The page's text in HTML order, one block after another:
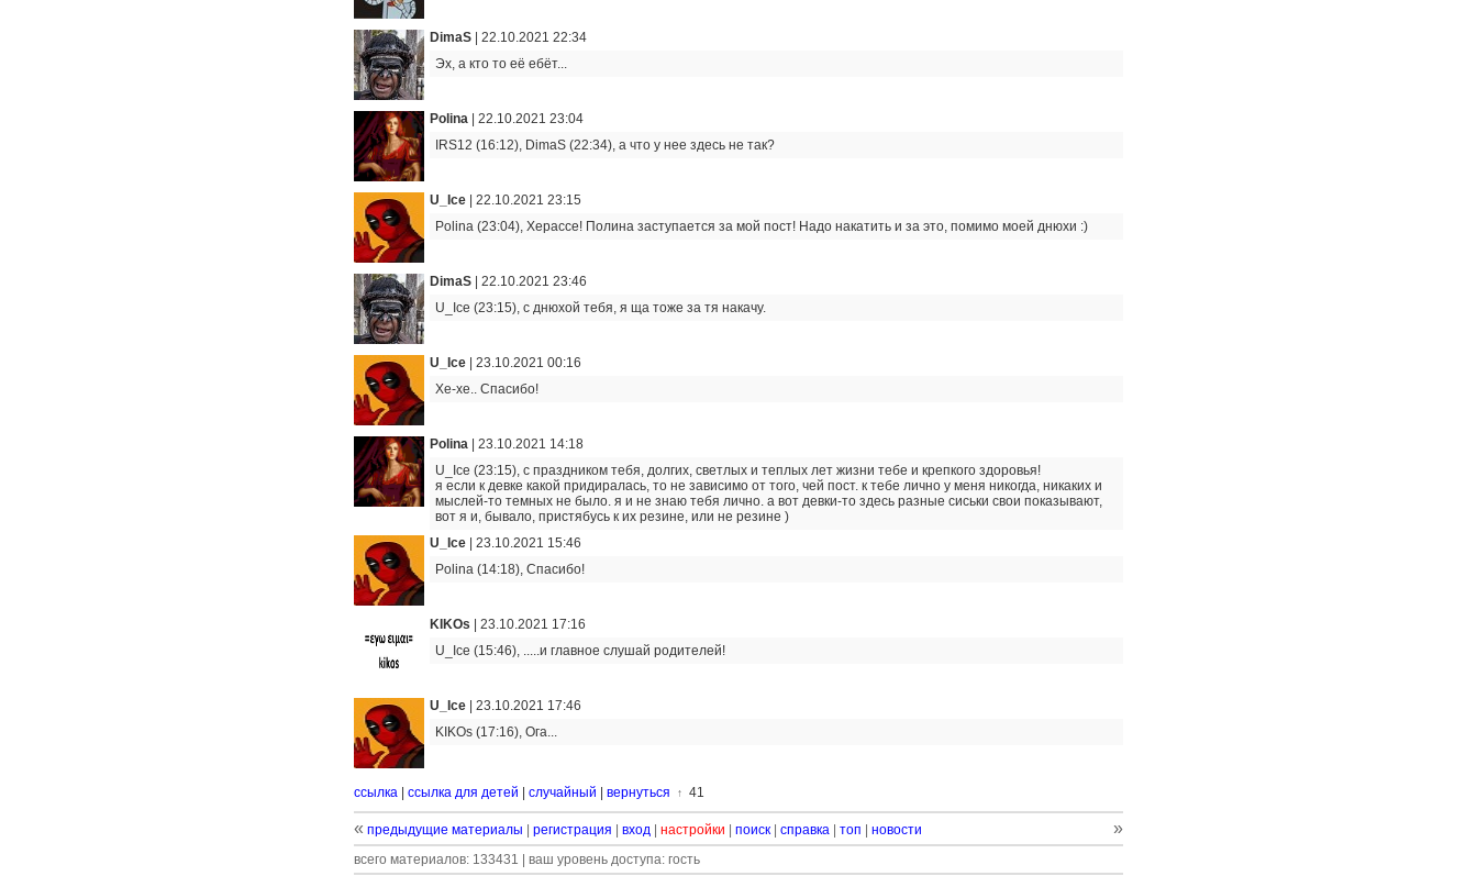
DimaS
22.10.2021 22:34
Эх, а кто то её ебёт...
Polina
22.10.2021 23:04
IRS12 (16:12), DimaS (22:34), а что у нее здесь не так?
U_Ice
22.10.2021 23:15
Polina (23:04), Херассе! Полина заступается за мой пост! Надо накатить и за это, помимо моей днюхи :)
DimaS
22.10.2021 23:46
U_Ice (23:15), с днюхой тебя, я ща тоже за тя накачу.
U_Ice
23.10.2021 00:16
Хе-хе.. Спасибо!
Polina
23.10.2021 14:18
U_Ice (23:15), с праздником тебя, долгих, светлых и теплых лет жизни тебе и крепкого здоровья!
я если к девке какой придиралась, то не зависимо от того, чей пост. к тебе лично у меня никогда, никаких и
мыслей-то темных не было. я и не знаю тебя лично. а вот девки-то здесь разные сиськи свои показывают,
вот я и, бывало, пристябусь к их резине, или не резине )
U_Ice
23.10.2021 15:46
Polina (14:18), Спасибо!
KIKOs
23.10.2021 17:16
U_Ice (15:46), .....и главное слушай родителей!
U_Ice
23.10.2021 17:46
KIKOs (17:16), Ога...
ссылка ссылка для детей случайный вернуться ↑ 41
« предыдущие материалы регистрация вход настройки поиск справка топ новости »
всего материалов: 133431 | ваш уровень доступа: гость